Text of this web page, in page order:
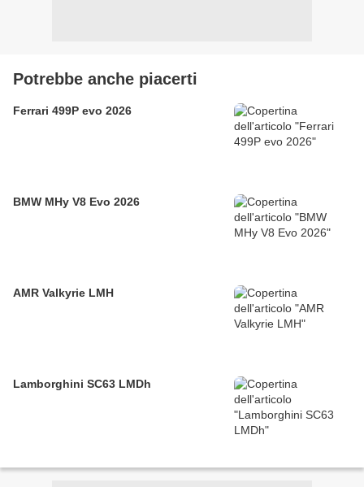
Potrebbe anche piacerti
Ferrari 499P evo 2026
BMW MHy V8 Evo 2026
AMR Valkyrie LMH
Lamborghini SC63 LMDh